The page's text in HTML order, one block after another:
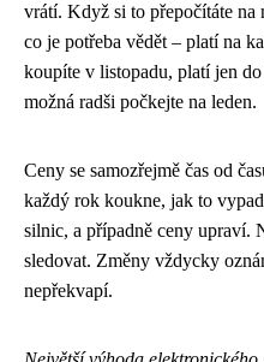
vrátí. Když si to přepočítáte na
co je potřeba vědět – platí na
koupíte v listopadu, platí jen
možná radši počkejte na leden.
Ceny se samozřejmě čas od
každý rok koukne, jak to
silnic, a případně ceny upraví.
sledovat. Změny vždycky
nepřekvapí.